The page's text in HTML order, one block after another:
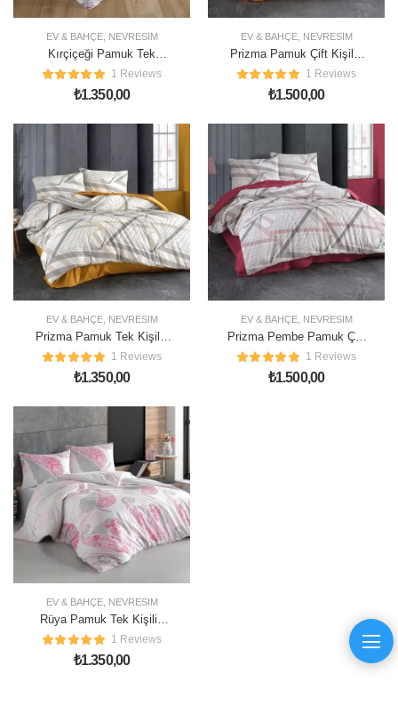
EV & BAHÇE, NEVRESIM
Kırçiçeği Pamuk Tek
Kişilik Nevresim Takımı
1 Reviews
₺1.350,00
EV & BAHÇE, NEVRESIM
Prizma Pamuk Çift Kişilik
Nevresim Takımı
1 Reviews
₺1.500,00
EV & BAHÇE, NEVRESIM
Prizma Pamuk Tek Kişilik
Nevresim Takımı
1 Reviews
₺1.350,00
EV & BAHÇE, NEVRESIM
Prizma Pembe Pamuk Çift
Kişilik Nevresim Takımı
1 Reviews
₺1.500,00
EV & BAHÇE, NEVRESIM
Rüya Pamuk Tek Kişilik
Nevresim Takımı
1 Reviews
₺1.350,00